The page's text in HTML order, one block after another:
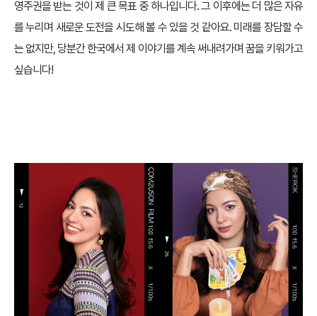
영주권을 받는 것이 제 큰 목표 중 하나입니다. 그 이후에는 더 많은 자유
를 누리며 새로운 도전을 시도해 볼 수 있을 것 같아요. 미래를 장담할 수
는 없지만, 당분간 한국에서 제 이야기를 계속 써내려가며 꿈을 키워가고
싶습니다!